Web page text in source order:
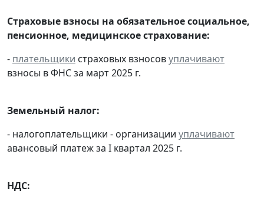
Страховые взносы на обязательное социальное,
пенсионное, медицинское страхование:
- плательщики страховых взносовуплачивают
взносы в ФНС за март 2025 г.
Земельный налог:
- налогоплательщики - организации уплачивают
авансовый платеж за I квартал 2025 г.
НДС: